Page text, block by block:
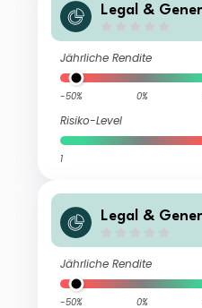
Legal &
Jährliche Rendite
-50% 0%
Risiko-Level
1
Legal &
Jährliche Rendite
-50% 0%